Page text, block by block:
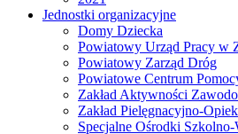
Jednostki organizacyjne
Domy Dziecka
Powiatowy Urząd Pracy w
Powiatowy Zarząd Dróg
Powiatowe Centrum
Zakład Aktywności
Zakład Pielęgnacyjno-
Specjalne Ośrodki